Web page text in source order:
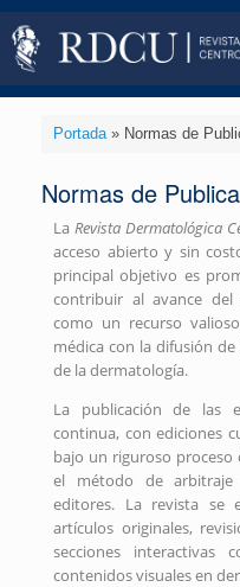
Portada» Normas de
Normas de
La Revista Dermatológica
acceso abierto y sin
principal objetivo es
contribuir al avance del
como un recurso
médica con la difusión
de la dermatología.
La publicación de las
continua, con ediciones
bajo un riguroso proceso
el método de
editores. La revista se
artículos originales,
secciones interactivas
contenidos visuales en